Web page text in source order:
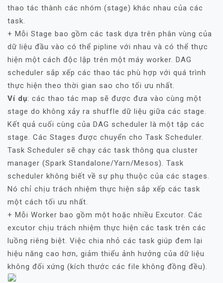
thao tác thành các nhóm (stage) khác nhau của các
task.
+ Mỗi Stage bao gồm các task dựa trên phân vùng của
dữ liệu đầu vào có thể pipline với nhau và có thể thực
hiện một cách độc lập trên một máy worker. DAG
scheduler sắp xếp các thao tác phù hợp với quá trình
thực hiện theo thời gian sao cho tối ưu nhất.
Ví dụ: các thao tác map sẽ được đưa vào cùng một
stage do không xảy ra shuffle dữ liệu giữa các stage.
Kết quả cuối cùng của DAG scheduler là một tập các
stage. Các Stages được chuyển cho Task Scheduler.
Task Scheduler sẽ chạy các task thông qua cluster
manager (Spark Standalone/Yarn/Mesos). Task
scheduler không biết về sự phụ thuộc của các stages.
Nó chỉ chịu trách nhiệm thực hiện sắp xếp các task
một cách tối ưu nhất.
+ Mỗi Worker bao gồm một hoặc nhiều Excutor. Các
excutor chịu trách nhiệm thực hiện các task trên các
luồng riêng biệt. Việc chia nhỏ các task giúp đem lại
hiệu năng cao hơn, giảm thiểu ảnh hưởng của dữ liệu
không đối xứng (kích thước các file không đồng đều).